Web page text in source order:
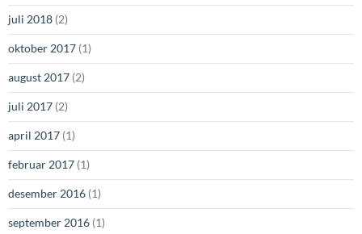
juli 2018 (2)
oktober 2017 (1)
august 2017 (2)
juli 2017 (2)
april 2017 (1)
februar 2017 (1)
desember 2016 (1)
september 2016 (1)